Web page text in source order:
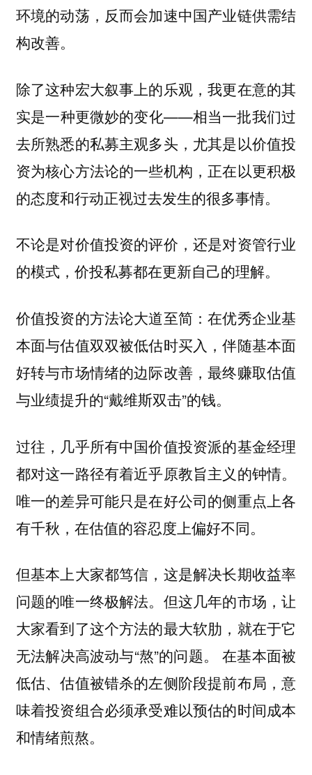
环境的动荡，反而会加速中国产业链供需结
构改善。
除了这种宏大叙事上的乐观，我更在意的其
实是一种更微妙的变化——相当一批我们过
去所熟悉的私募主观多头，尤其是以价值投
资为核心方法论的一些机构，正在以更积极
的态度和行动正视过去发生的很多事情。
不论是对价值投资的评价，还是对资管行业
的模式，价投私募都在更新自己的理解。
价值投资的方法论大道至简：在优秀企业基
本面与估值双双被低估时买入，伴随基本面
好转与市场情绪的边际改善，最终赚取估值
与业绩提升的“戴维斯双击”的钱。
过往，几乎所有中国价值投资派的基金经理
都对这一路径有着近乎原教旨主义的钟情。
唯一的差异可能只是在好公司的侧重点上各
有千秋，在估值的容忍度上偏好不同。
但基本上大家都笃信，这是解决长期收益率
问题的唯一终极解法。但这几年的市场，让
大家看到了这个方法的最大软肋，就在于它
无法解决高波动与“熬”的问题。 在基本面被
低估、估值被错杀的左侧阶段提前布局，意
味着投资组合必须承受难以预估的时间成本
和情绪煎熬。